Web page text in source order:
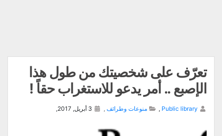
تعرّف على شخصيتك من طول هذا
الإصبع .. أمر يدعو للاستغراب حقاً !
Public library
, منوعات وطرائف ,